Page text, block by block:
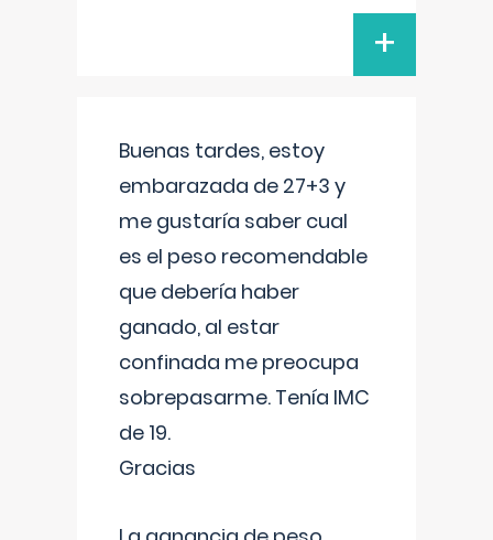
+
Buenas tardes, estoy
embarazada de 27+3 y
me gustaría saber cual
es el peso recomendable
que debería haber
ganado, al estar
confinada me preocupa
sobrepasarme. Tenía IMC
de 19.
Gracias